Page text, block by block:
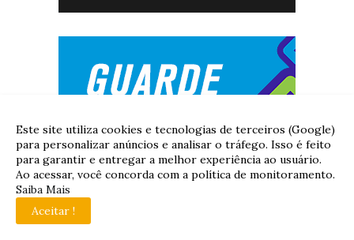
Este site utiliza cookies e tecnologias de terceiros (Google)
para personalizar anúncios e analisar o tráfego. Isso é feito
para garantir e entregar a melhor experiência ao usuário.
Ao acessar, você concorda com a política de monitoramento.
Saiba Mais
Aceitar !